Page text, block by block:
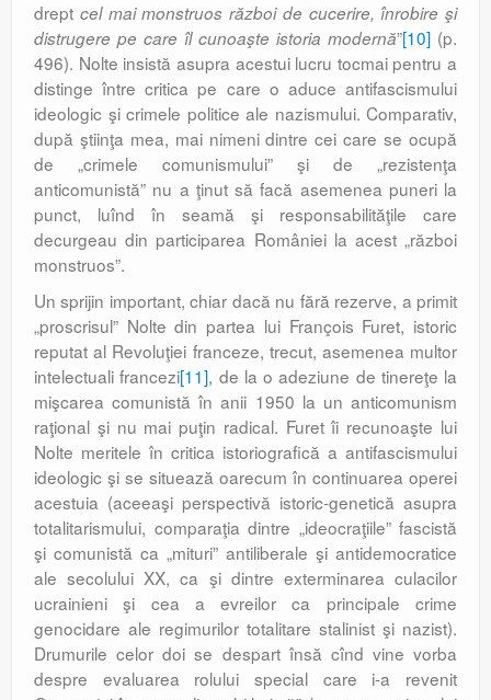
drept cel mai monstruos război de cucerire, înrobire şi
distrugere pe care îl cunoaşte istoria modernă”[10] (p.
496). Nolte insistă asupra acestui lucru tocmai pentru a
distinge între critica pe care o aduce antifascismului
ideologic şi crimele politice ale nazismului. Comparativ,
după ştiinţa mea, mai nimeni dintre cei care se ocupă
de „crimele comunismului” şi de „rezistenţa
anticomunistă” nu a ţinut să facă asemenea puneri la
punct, luînd în seamă şi responsabilităţile care
decurgeau din participarea României la acest „război
monstruos”.
Un sprijin important, chiar dacă nu fără rezerve, a primit
„proscrisul” Nolte din partea lui François Furet, istoric
reputat al Revoluţiei franceze, trecut, asemenea multor
intelectuali francezi[11], de la o adeziune de tinereţe la
mişcarea comunistă în anii 1950 la un anticomunism
raţional şi nu mai puţin radical. Furet îi recunoaşte lui
Nolte meritele în critica istoriografică a antifascismului
ideologic şi se situează oarecum în continuarea operei
acestuia (aceeaşi perspectivă istoric-genetică asupra
totalitarismului, comparaţia dintre „ideocraţiile” fascistă
şi comunistă ca „mituri” antiliberale şi antidemocratice
ale secolului XX, ca şi dintre exterminarea culacilor
ucrainieni şi cea a evreilor ca principale crime
genocidare ale regimurilor totalitare stalinist şi nazist).
Drumurile celor doi se despart însă cînd vine vorba
despre evaluarea rolului special care i-a revenit